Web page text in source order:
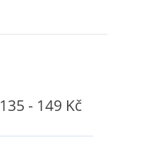
135 - 149 Kč